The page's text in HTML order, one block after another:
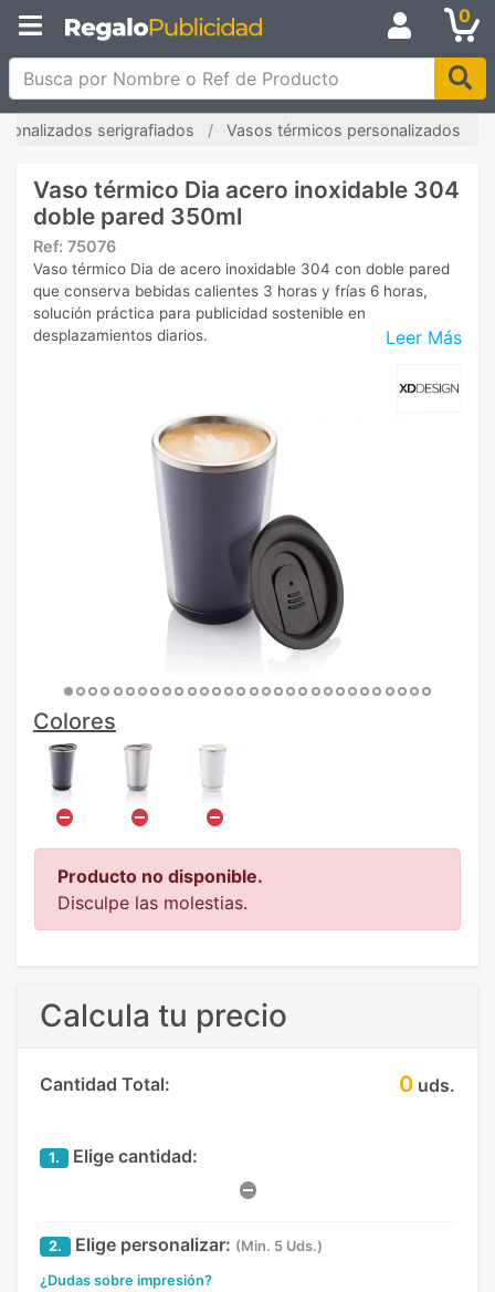
0
Busca por Nombre o Ref de Producto
serigrafiados Vasos térmicos personalizados
Vaso térmico Dia acero inoxidable 304
doble pared 350ml
Ref: 75076
Leer Más
Vaso térmico Dia de acero inoxidable 304 con doble pared
que conserva bebidas calientes 3 horas y frías 6 horas,
solución práctica para publicidad sostenible en
desplazamientos diarios.
Colores
Producto no disponible.
Disculpe las molestias.
Calcula tu precio
Cantidad Total: 0 uds.
1. Elige cantidad:
2. Elige personalizar: (Min. 5 Uds.)
¿Dudas sobre impresión?